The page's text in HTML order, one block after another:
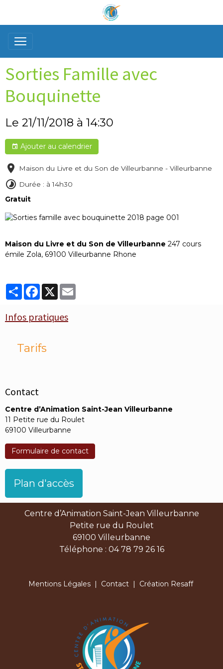
Sorties Famille avec
Bouquinette
Le 21/11/2018 à 14:30
Ajouter au calendrier
Maison du Livre et du Son de Villeurbanne - Villeurbanne
Durée : à 14h30
Gratuit
Maison du Livre et du Son de Villeurbanne 247 cours
émile Zola, 69100 Villeurbanne Rhone
PartagerFacebook
X
Infos pratiques
Tarifs
Contact
Centre d’Animation Saint-Jean Villeurbanne
11 Petite rue du Roulet
69100 Villeurbanne
Formulaire de contact
Plan d'accès
Centre d’Animation Saint-Jean Villeurbanne
Petite rue du Roulet
69100 Villeurbanne
Téléphone : 04 78 79 26 16
Mentions Légales| Contact| Création Resaff